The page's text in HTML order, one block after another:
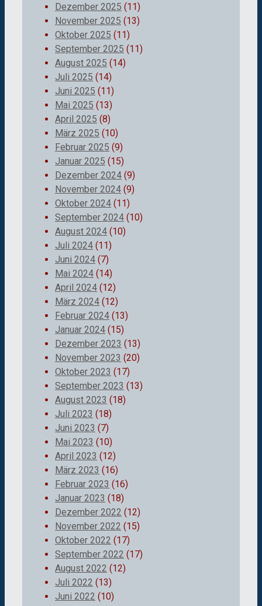
Dezember 2025 (11)
November 2025 (13)
Oktober 2025 (11)
September 2025 (11)
August 2025 (14)
Juli 2025 (14)
Juni 2025 (11)
Mai 2025 (13)
April 2025 (8)
März 2025 (10)
Februar 2025 (9)
Januar 2025 (15)
Dezember 2024 (9)
November 2024 (9)
Oktober 2024 (11)
September 2024 (10)
August 2024 (10)
Juli 2024 (11)
Juni 2024 (7)
Mai 2024 (14)
April 2024 (12)
März 2024 (12)
Februar 2024 (13)
Januar 2024 (15)
Dezember 2023 (13)
November 2023 (20)
Oktober 2023 (17)
September 2023 (13)
August 2023 (18)
Juli 2023 (18)
Juni 2023 (7)
Mai 2023 (10)
April 2023 (12)
März 2023 (16)
Februar 2023 (16)
Januar 2023 (18)
Dezember 2022 (12)
November 2022 (15)
Oktober 2022 (17)
September 2022 (17)
August 2022 (12)
Juli 2022 (13)
Juni 2022 (10)